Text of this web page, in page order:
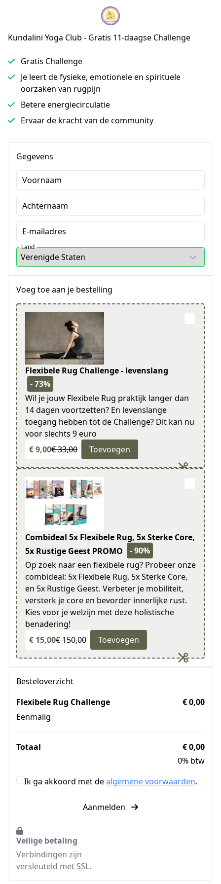
Kundalini Yoga Club - Gratis 11-daagse Challenge
Gratis Challenge
Je leert de fysieke, emotionele en spirituele
oorzaken van rugpijn
Betere energiecirculatie
Ervaar de kracht van de community
Gegevens
Voornaam
Achternaam
E-mailadres
Land
Voeg toe aan je bestelling
Flexibele Rug Challenge - levenslang
- 73%
Wil je jouw Flexibele Rug praktijk langer dan
14 dagen voortzetten? En levenslange
toegang hebben tot de Challenge? Dit kan nu
voor slechts 9 euro
€ 9,00€ 33,00 Toevoegen
Combideal 5x Flexibele Rug, 5x Sterke Core,
5x Rustige Geest PROMO
- 90%
Op zoek naar een flexibele rug? Probeer onze
combideal: 5x Flexibele Rug, 5x Sterke Core,
en 5x Rustige Geest. Verbeter je mobiliteit,
versterk je core en bevorder innerlijke rust.
Kies voor je welzijn met deze holistische
benadering!
€ 15,00€ 150,00 Toevoegen
Besteloverzicht
Flexibele Rug Challenge
Eenmalig
€ 0,00
Totaal
€ 0,00
0% btw
Ik ga akkoord met dealgemene voorwaarden.
Aanmelden
Veilige betaling
Verbindingen zijn
versleuteld met SSL.